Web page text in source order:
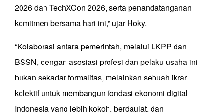
2026 dan TechXCon 2026, serta penandatanganan
komitmen bersama hari ini,” ujar Hoky.
“Kolaborasi antara pemerintah, melalui LKPP dan
BSSN, dengan asosiasi profesi dan pelaku usaha ini
bukan sekadar formalitas, melainkan sebuah ikrar
kolektif untuk membangun fondasi ekonomi digital
Indonesia yang lebih kokoh, berdaulat, dan